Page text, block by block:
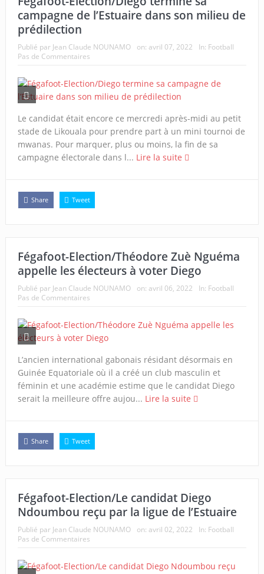
campagne de l’Estuaire dans son milieu de
prédilection
Publié par Jean Claude NOUNAMO on: avril 07, 2022 In: Football
Pas de Commentaires
Le candidat était encore ce mercredi après-midi au petit
stade de Likouala pour prendre part à un mini tournoi de
mwanas. Pour marquer, plus ou moins, la fin de sa
campagne électorale dans l... Lire la suite
Share Tweet
Fégafoot-Election/Théodore Zuè Nguéma
appelle les électeurs à voter Diego
Publié par Jean Claude NOUNAMO on: avril 06, 2022 In: Football
Pas de Commentaires
L’ancien international gabonais résidant désormais en
Guinée Equatoriale où il a créé un club masculin et
féminin et une académie estime que le candidat Diego
serait la meilleure offre aujou... Lire la suite
Share Tweet
Fégafoot-Election/Le candidat Diego
Ndoumbou reçu par la ligue de l’Estuaire
Publié par Jean Claude NOUNAMO on: avril 02, 2022 In: Football
Pas de Commentaires